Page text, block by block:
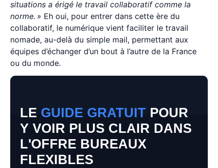
situations a érigé le travail collaboratif comme la
norme. » Eh oui, pour entrer dans cette ère du
collaboratif, le numérique vient faciliter le travail
nomade, au-delà du simple mail, permettant aux
équipes d’échanger d’un bout à l’autre de la France
ou du monde.
LE GUIDE GRATUIT POUR
Y VOIR PLUS CLAIR DANS
L'OFFRE BUREAUX
FLEXIBLES